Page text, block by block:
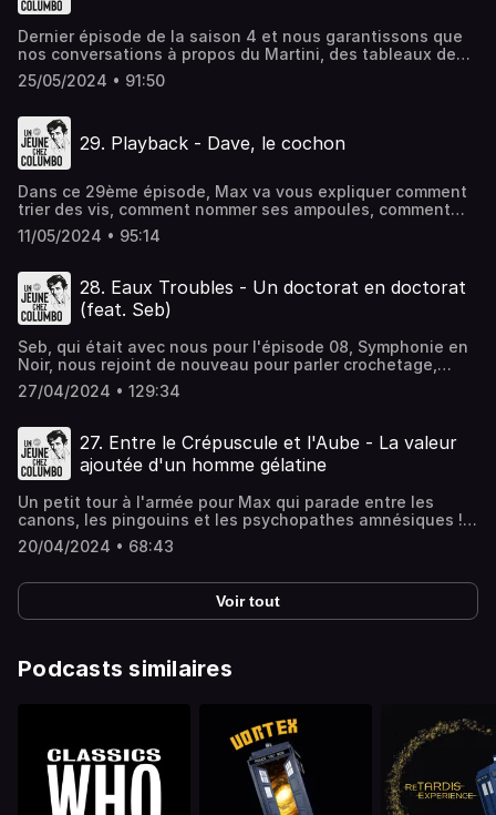
Dernier épisode de la saison 4 et nous garantissons que
nos conversations à propos du Martini, des tableaux de
Tarbes, de Mickey, des bruitages, des surnoms, de Cluedo,
de Half-Life et des détecteurs de mensonges vont vous
ausha.co/politique-de-confidentialite pour plus
d'informations.
25/05/2024 • 91:50
29. Playback - Dave, le cochon
Dans ce 29ème épisode, Max va vous expliquer comment
trier des vis, comment nommer ses ampoules, comment
faire du coloriage magique, ce que c'est que les
championnats du monde d'Excel et on va parler minuteur,
Ausha. Visitez ausha.co/politique-de-confidentialite pour
plus d'informations.
11/05/2024 • 95:14
28. Eaux Troubles - Un doctorat en doctorat
(feat. Seb)
Seb, qui était avec nous pour l'épisode 08, Symphonie en
Noir, nous rejoint de nouveau pour parler crochetage,
tennis, curling, chanson, ballistique, figurants, Poppers, et
de toutes les fantaises que cet épisode va nous servir
ausha.co/politique-de-confidentialite pour plus
d'informations.
27/04/2024 • 129:34
27. Entre le Crépuscule et l'Aube - La valeur
ajoutée d'un homme gélatine
Un petit tour à l'armée pour Max qui parade entre les
canons, les pingouins et les psychopathes amnésiques ! Y
a du bon et du moins bon, et comme d'habitude, on
décortique tout ça dans la plus grande des
de-confidentialite pour plus d'informations.
20/04/2024 • 68:43
Voir tout
Podcasts similaires